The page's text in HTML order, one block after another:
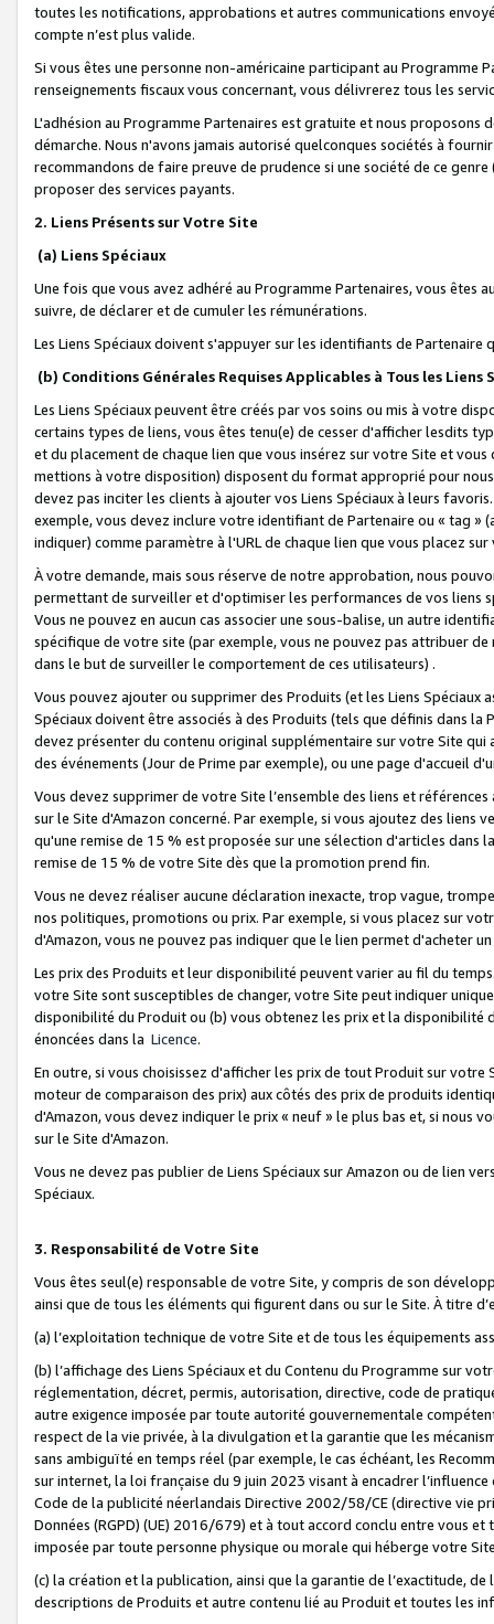
toutes les notifications, approbations et autres communications
compte n’est plus valide.
Si vous êtes une personne non-américaine participant au
renseignements fiscaux vous concernant, vous délivrerez tous les
L'adhésion au Programme Partenaires est gratuite et nous proposons
démarche. Nous n'avons jamais autorisé quelconques sociétés à
recommandons de faire preuve de prudence si une société de ce
proposer des services payants.
2. Liens Présents sur Votre Site
(a) Liens Spéciaux
Une fois que vous avez adhéré au Programme Partenaires, vous êtes
suivre, de déclarer et de cumuler les rémunérations.
Les Liens Spéciaux doivent s'appuyer sur les identifiants de Partenaire
(b) Conditions Générales Requises Applicables à Tous les Liens
Les Liens Spéciaux peuvent être créés par vos soins ou mis à votre
certains types de liens, vous êtes tenu(e) de cesser d'afficher lesdits
et du placement de chaque lien que vous insérez sur votre Site et
mettions à votre disposition) disposent du format approprié pour
devez pas inciter les clients à ajouter vos Liens Spéciaux à leurs
exemple, vous devez inclure votre identifiant de Partenaire ou « tag
indiquer) comme paramètre à l'URL de chaque lien que vous placez
À votre demande, mais sous réserve de notre approbation, nous
permettant de surveiller et d'optimiser les performances de vos liens
Vous ne pouvez en aucun cas associer une sous-balise, un autre
spécifique de votre site (par exemple, vous ne pouvez pas attribuer
dans le but de surveiller le comportement de ces utilisateurs) .
Vous pouvez ajouter ou supprimer des Produits (et les Liens
Spéciaux doivent être associés à des Produits (tels que définis dans
devez présenter du contenu original supplémentaire sur votre Site qui
des événements (Jour de Prime par exemple), ou une page d'accueil
Vous devez supprimer de votre Site l’ensemble des liens et
sur le Site d'Amazon concerné. Par exemple, si vous ajoutez des
qu'une remise de 15 % est proposée sur une sélection d'articles
remise de 15 % de votre Site dès que la promotion prend fin.
Vous ne devez réaliser aucune déclaration inexacte, trop vague,
nos politiques, promotions ou prix. Par exemple, si vous placez sur
d'Amazon, vous ne pouvez pas indiquer que le lien permet d'acheter
Les prix des Produits et leur disponibilité peuvent varier au fil du
votre Site sont susceptibles de changer, votre Site peut indiquer
disponibilité du Produit ou (b) vous obtenez les prix et la disponibilité
énoncées dans la Licence.
En outre, si vous choisissez d'afficher les prix de tout Produit sur
moteur de comparaison des prix) aux côtés des prix de produits
d'Amazon, vous devez indiquer le prix « neuf » le plus bas et, si nous
sur le Site d'Amazon.
Vous ne devez pas publier de Liens Spéciaux sur Amazon ou de lien
Spéciaux.
3. Responsabilité de Votre Site
Vous êtes seul(e) responsable de votre Site, y compris de son
ainsi que de tous les éléments qui figurent dans ou sur le Site. À titre
(a) l’exploitation technique de votre Site et de tous les équipements
(b) l’affichage des Liens Spéciaux et du Contenu du Programme sur
réglementation, décret, permis, autorisation, directive, code de
autre exigence imposée par toute autorité gouvernementale
respect de la vie privée, à la divulgation et la garantie que les
sans ambiguïté en temps réel (par exemple, le cas échéant, les
sur internet, la loi française du 9 juin 2023 visant à encadrer
Code de la publicité néerlandais Directive 2002/58/CE (directive vie
Données (RGPD) (UE) 2016/679) et à tout accord conclu entre vous
imposée par toute personne physique ou morale qui héberge votre
(c) la création et la publication, ainsi que la garantie de l’exactitude,
descriptions de Produits et autre contenu lié au Produit et toutes les